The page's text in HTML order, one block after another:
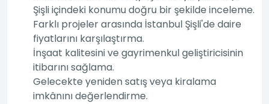
Şişli içindeki konumu doğru bir şekilde inceleme.
Farklı projeler arasında İstanbul Şişli'de daire
fiyatlarını karşılaştırma.
İnşaat kalitesini ve gayrimenkul geliştiricisinin
itibarını sağlama.
Gelecekte yeniden satış veya kiralama
imkânını değerlendirme.